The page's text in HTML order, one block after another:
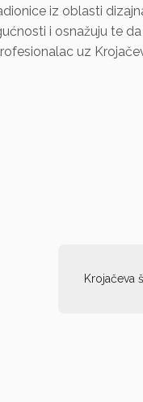
iz oblasti
i osnažuju te da
uz
Krojačeva